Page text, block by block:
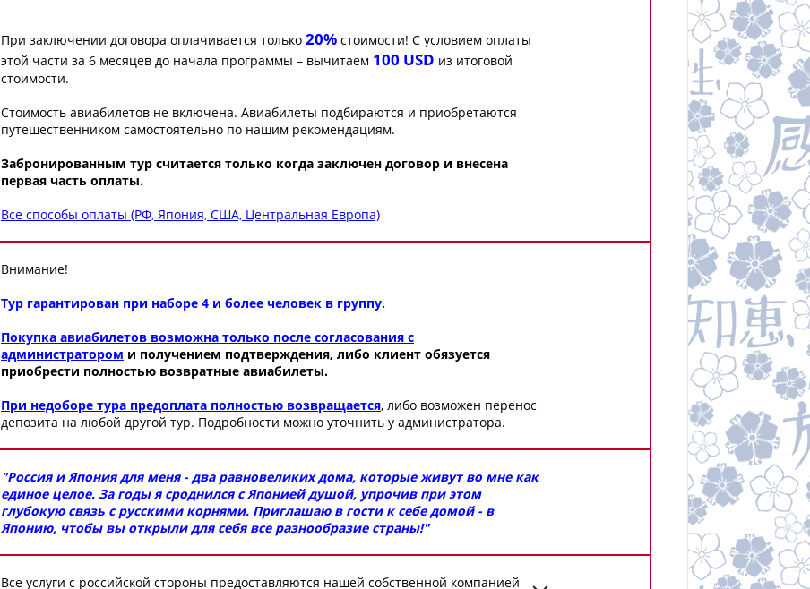
При заключении договора оплачивается только 20% стоимости! С условием оплаты
этой части за 6 месяцев до начала программы – вычитаем 100 USD из итоговой
стоимости.
Стоимость авиабилетов не включена. Авиабилеты подбираются и приобретаются
путешественником самостоятельно по нашим рекомендациям.
Забронированным тур считается только когда заключен договор и внесена
первая часть оплаты.
Все способы оплаты (РФ, Япония, США, Центральная Европа)
Внимание!
Тур гарантирован при наборе 4 и более человек в группу.
Покупка авиабилетов возможна только после согласования с
администратором и получением подтверждения, либо клиент обязуется
приобрести полностью возвратные авиабилеты.
При недоборе тура предоплата полностью возвращается, либо возможен перенос
депозита на любой другой тур. Подробности можно уточнить у администратора.
"Россия и Япония для меня - два равновеликих дома, которые живут во мне как
единое целое. За годы я сроднился с Японией душой, упрочив при этом
глубокую связь с русскими корнями. Приглашаю в гости к себе домой - в
Японию, чтобы вы открыли для себя все разнообразие страны!"
Все услуги с российской стороны предоставляются нашей собственной компанией